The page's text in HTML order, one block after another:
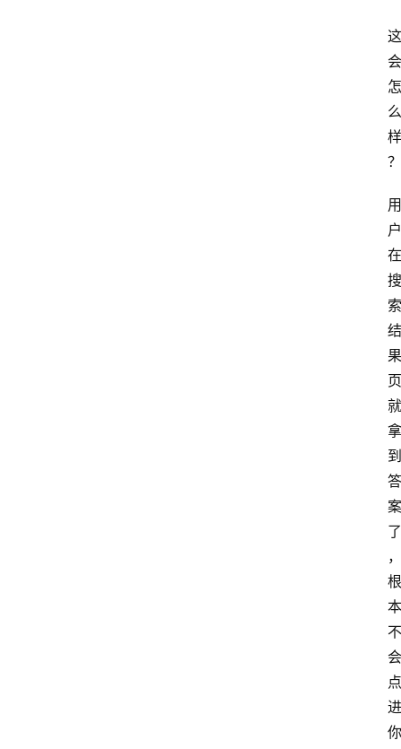
这
会
怎
么
样
？
用
户
在
搜
索
结
果
页
就
拿
到
答
案
了
，
根
本
不
会
点
进
你